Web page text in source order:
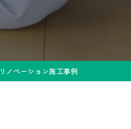
リノベーション施工事例